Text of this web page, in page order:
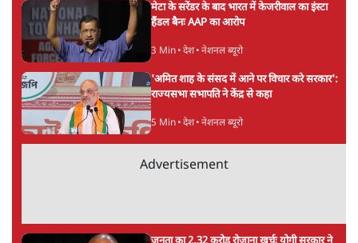
मेटा के सरेंडर के बाद भारत में केजरीवाल का इंस्टा
हैंडल बैनः AAP का आरोप
3 Min• देश• नेशनल ब्यूरो
'अमित शाह के संसद में आने पर विचार करे सरकार':
राज्यसभा सभापति ने केंद्र से कहा
5 Min• देश• नेशनल ब्यूरो
Advertisement